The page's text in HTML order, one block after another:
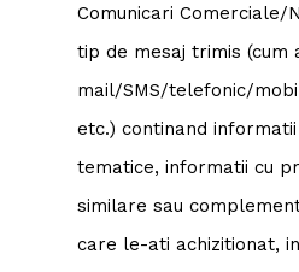
Comunicari
tip de mesaj trimis (cum
mail/SMS/telefonic/
etc.) continand
tematice, informatii cu
similare sau
care le-ati achizitionat,